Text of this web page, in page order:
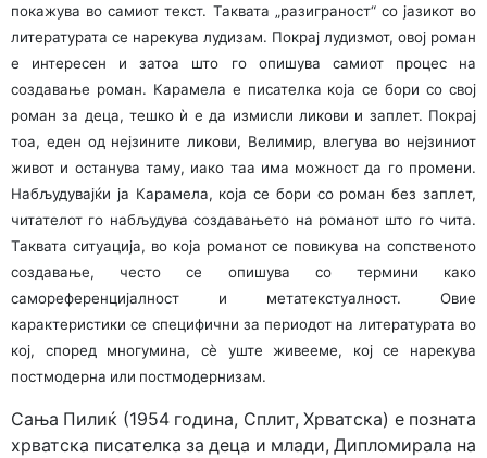
покажува во самиот текст. Таквата „разиграност“ со јазикот во
литературата се нарекува лудизам. Покрај лудизмот, овој роман
е интересен и затоа што го опишува самиот процес на
создавање роман. Карамела е писателка која се бори со свој
роман за деца, тешко ѝ е да измисли ликови и заплет. Покрај
тоа, еден од нејзините ликови, Велимир, влегува во нејзиниот
живот и останува таму, иако таа има можност да го промени.
Набљудувајќи ја Карамела, која се бори со роман без заплет,
читателот го набљудува создавањето на романот што го чита.
Таквата ситуација, во која романот се повикува на сопственото
создавање, често се опишува со термини како
самореференцијалност и метатекстуалност. Овие
карактеристики се специфични за периодот на литературата во
кој, според многумина, сè уште живееме, кој се нарекува
постмодерна или постмодернизам.
Сања Пилиќ (1954 година, Сплит, Хрватска) е позната
хрватска писателка за деца и млади, Дипломирала на